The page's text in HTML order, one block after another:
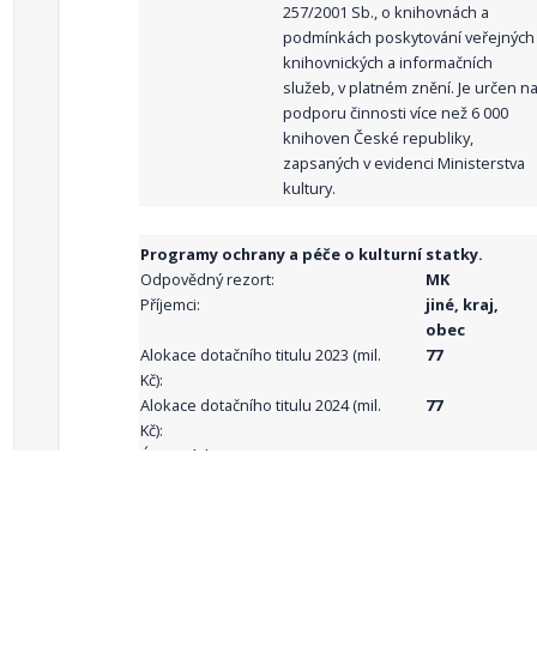
257/2001 Sb., o knihovnách a
podmínkách poskytování veřejných
knihovnických a informačních
služeb, v platném znění. Je určen na
podporu činnosti více než 6 000
knihoven České republiky,
zapsaných v evidenci Ministerstva
kultury.
Programy ochrany a péče o kulturní statky.
Odpovědný rezort:
MK
Příjemci:
jiné, kraj,
obec
Alokace dotačního titulu 2023 (mil.
Kč):
77
Alokace dotačního titulu 2024 (mil.
Kč):
77
Územní dimenze ANO/NE: